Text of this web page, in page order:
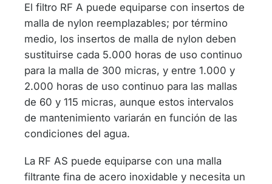
El filtro RF A puede equiparse con insertos de
malla de nylon reemplazables; por término
medio, los insertos de malla de nylon deben
sustituirse cada 5.000 horas de uso continuo
para la malla de 300 micras, y entre 1.000 y
2.000 horas de uso continuo para las mallas
de 60 y 115 micras, aunque estos intervalos
de mantenimiento variarán en función de las
condiciones del agua.
La RF AS puede equiparse con una malla
filtrante fina de acero inoxidable y necesita un